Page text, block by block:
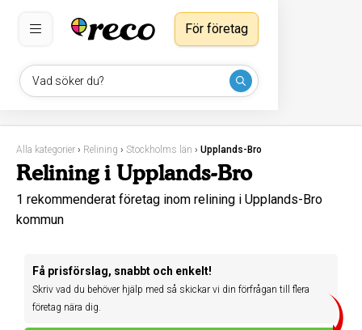
Vad söker du?
För företag
Alla kategorier › Relining › Stockholms län › Upplands-Bro
Relining i Upplands-Bro
1 rekommenderat företag inom relining i Upplands-Bro
kommun
Få prisförslag, snabbt och enkelt!
Skriv vad du behöver hjälp med så skickar vi din förfrågan till flera
företag nära dig.